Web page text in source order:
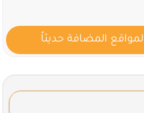
المضافة حديثاً